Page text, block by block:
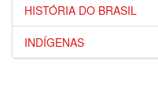
HISTÓRIA DO BRASIL
INDÍGENAS